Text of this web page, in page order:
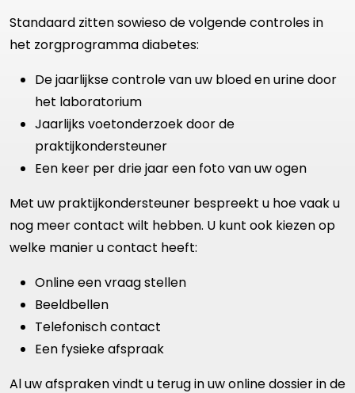
Standaard zitten sowieso de volgende controles in
het zorgprogramma diabetes:
De jaarlijkse controle van uw bloed en urine door
het laboratorium
Jaarlijks voetonderzoek door de
praktijkondersteuner
Een keer per drie jaar een foto van uw ogen
Met uw praktijkondersteuner bespreekt u hoe vaak u
nog meer contact wilt hebben. U kunt ook kiezen op
welke manier u contact heeft:
Online een vraag stellen
Beeldbellen
Telefonisch contact
Een fysieke afspraak
Al uw afspraken vindt u terug in uw online dossier in de